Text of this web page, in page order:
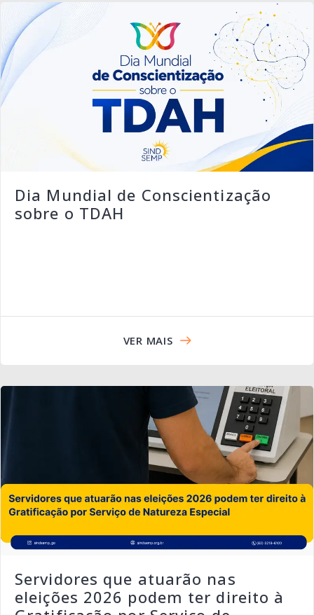
Dia Mundial de Conscientização
sobre o TDAH
VER MAIS
Servidores que atuarão nas
eleições 2026 podem ter direito à